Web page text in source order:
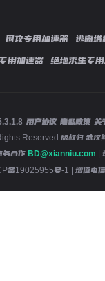
围攻专用加速器
逃离塔
用加速器 绝地求生专
用户协议 隐私政策 关
Reserved.版权归 武汉
务合作:BD@xianniu.com |
备19025955号-1 | 增值电